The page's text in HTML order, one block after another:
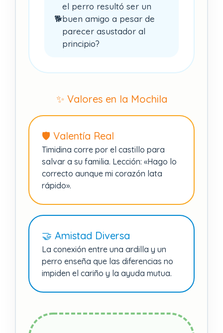
🐕
el perro resultó ser un
buen amigo a pesar de
parecer asustador al
principio?
✨ Valores en la Mochila
🛡️ Valentía Real
Timidina corre por el castillo para
salvar a su familia. Lección: «Hago lo
correcto aunque mi corazón lata
rápido».
🤝 Amistad Diversa
La conexión entre una ardilla y un
perro enseña que las diferencias no
impiden el cariño y la ayuda mutua.